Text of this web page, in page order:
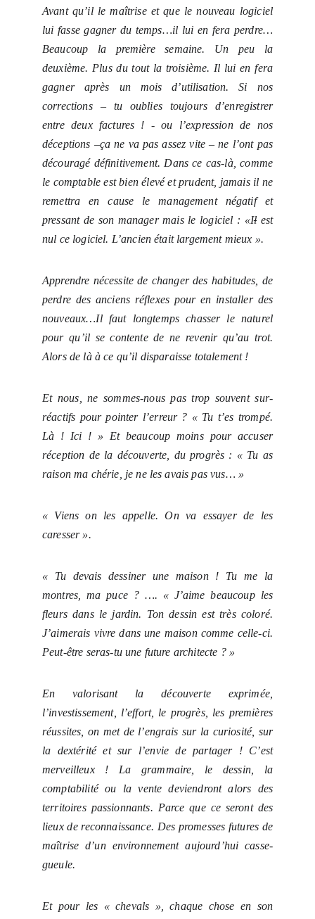
Avant qu’il le maîtrise et que le nouveau logiciel
lui fasse gagner du temps…il lui en fera perdre…
Beaucoup la première semaine. Un peu la
deuxième. Plus du tout la troisième. Il lui en fera
gagner après un mois d’utilisation. Si nos
corrections – tu oublies toujours d’enregistrer
entre deux factures ! - ou l’expression de nos
déceptions –ça ne va pas assez vite – ne l’ont pas
découragé définitivement. Dans ce cas-là, comme
le comptable est bien élevé et prudent, jamais il ne
remettra en cause le management négatif et
pressant de son manager mais le logiciel : «Il est
nul ce logiciel. L’ancien était largement mieux ».
Apprendre nécessite de changer des habitudes, de
perdre des anciens réflexes pour en installer des
nouveaux…Il faut longtemps chasser le naturel
pour qu’il se contente de ne revenir qu’au trot.
Alors de là à ce qu’il disparaisse totalement !
Et nous, ne sommes-nous pas trop souvent sur-
réactifs pour pointer l’erreur ? « Tu t’es trompé.
Là ! Ici ! » Et beaucoup moins pour accuser
réception de la découverte, du progrès : « Tu as
raison ma chérie, je ne les avais pas vus… »
« Viens on les appelle. On va essayer de les
caresser ».
« Tu devais dessiner une maison ! Tu me la
montres, ma puce ? …. « J’aime beaucoup les
fleurs dans le jardin. Ton dessin est très coloré.
J’aimerais vivre dans une maison comme celle-ci.
Peut-être seras-tu une future architecte ? »
En valorisant la découverte exprimée,
l’investissement, l’effort, le progrès, les premières
réussites, on met de l’engrais sur la curiosité, sur
la dextérité et sur l’envie de partager ! C’est
merveilleux ! La grammaire, le dessin, la
comptabilité ou la vente deviendront alors des
territoires passionnants. Parce que ce seront des
lieux de reconnaissance. Des promesses futures de
maîtrise d’un environnement aujourd’hui casse-
gueule.
Et pour les « chevals », chaque chose en son